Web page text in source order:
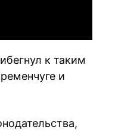
к таким
и